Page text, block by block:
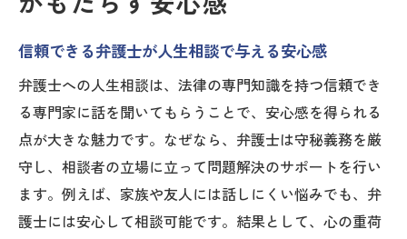
信頼できる弁護士が人生相談で与える安心感
弁護士への人生相談は、法律の専門知識を持つ信頼でき
る専門家に話を聞いてもらうことで、安心感を得られる
点が大きな魅力です。なぜなら、弁護士は守秘義務を厳
守し、相談者の立場に立って問題解決のサポートを行い
ます。例えば、家族や友人には話しにくい悩みでも、弁
護士には安心して相談可能です。結果として、心の重荷